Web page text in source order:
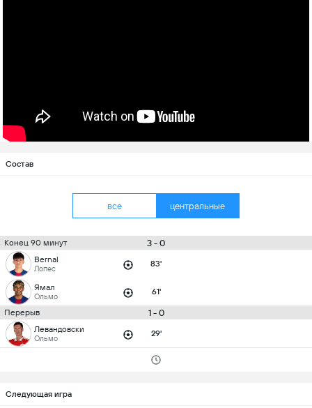
Состав
все центральные
Конец 90 минут 3 - 0
Bernal
Лопес 83'
Ямал
Ольмо 61'
Перерыв 1 - 0
Левандовски
Ольмо 29'
Следующая игра